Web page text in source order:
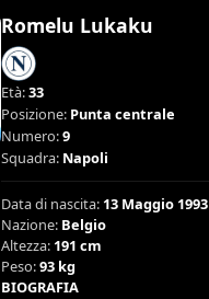
Romelu Lukaku
Età:33
Posizione: Punta centrale
Numero:9
Squadra: Napoli
Data di nascita: 13 Maggio 1993
Nazione: Belgio
Altezza: 191 cm
Peso:93 kg
BIOGRAFIA